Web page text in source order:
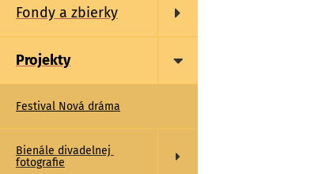
Fondy a zbierky
Projekty
Festival Nová dráma
Bienále divadelnej
fotografie